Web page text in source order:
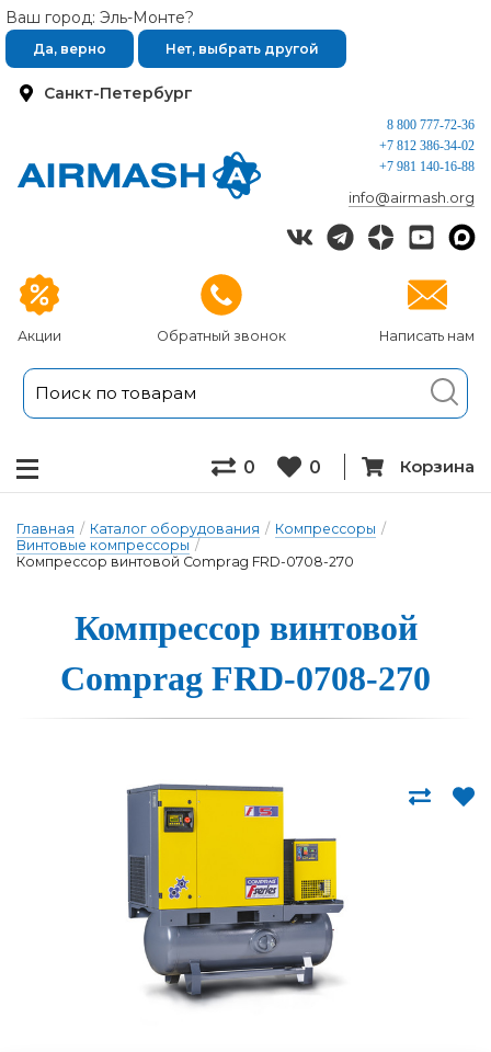
Санкт-Петербург
Ваш город: Эль-Монте?
Да, верно Нет, выбрать другой
Акции Обратный звонок Написать нам
8 800 777-72-36
+7 812 386-34-02
+7 981 140-16-88
info@airmash.org
0 0 Корзина
Главная / Каталог оборудования / Компрессоры /
Винтовые компрессоры /
Компрессор винтовой Comprag FRD-0708-270
Компрессор вин­то­вой
Comprag FRD-0708-270